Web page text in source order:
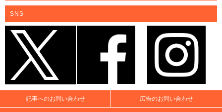
SNS
記事へのお問い合わせ 広告のお問い合わせ